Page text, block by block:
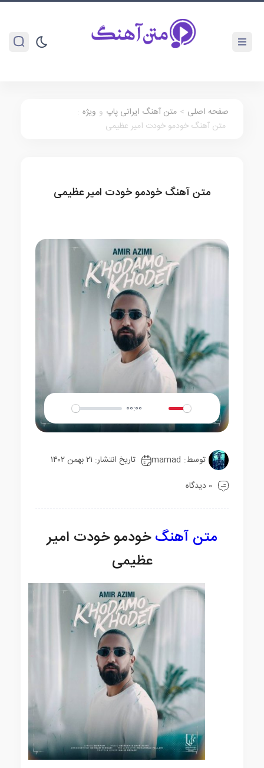
صفحه اصلی > متن آهنگ ایرانی پاپ و ویژه :
متن آهنگ خودمو خودت امیر عظیمی
متن آهنگ خودمو خودت امیر عظیمی
Play
00:00
Mute Settings
توسط: mamad
تاریخ انتشار: ۲۱ بهمن ۱۴۰۲
0 دیدگاه
متن آهنگخودمو خودت امیر
عظیمی